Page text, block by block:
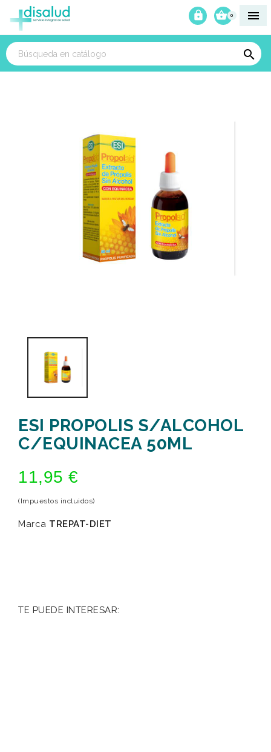

0



ESI PROPOLIS S/ALCOHOL
C/EQUINACEA 50ML
11,95 €
(Impuestos incluidos)
Marca TREPAT-DIET
TE PUEDE INTERESAR: